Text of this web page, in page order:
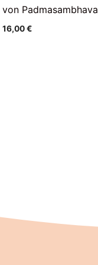
von Padmasambhava
16,00€